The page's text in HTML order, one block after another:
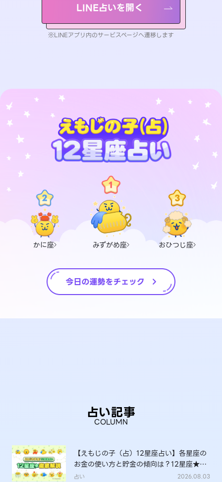
LINE占いを開く
※LINEアプリ内のサービスページへ遷移します
かに座 みずがめ座 おひつじ座
占い記事
COLUMN
【えもじの子（占）12星座占い】各星座の
お金の使い方と貯金の傾向は？12星座★徹
底解説
占い 2026.08.03